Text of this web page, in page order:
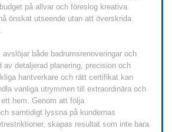
på allvar och föreslog kreativa
önskat utseende utan att överskrida
både badrumsrenoveringar och
av detaljerad planering, precision och
hantverkare och rätt certifikat kan
vanliga utrymmen till extraordinära och
hem. Genom att följa
samtidigt lyssna på kundernas
skapas resultat som inte bara